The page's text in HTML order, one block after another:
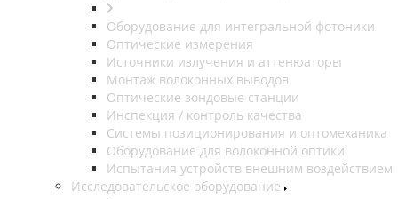
Оборудование для интегральной фотоники
Оптические измерения
Источники излучения и аттенюаторы
Монтаж волоконных выводов
Оптические зондовые станции
Инспекция / контроль качества
Системы позиционирования и оптомеханика
Оборудование для волоконной оптики
Испытания устройств внешним воздействием
Исследовательское оборудование